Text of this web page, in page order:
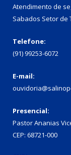
Atendimento de
Sabados Setor de
Telefone:
(91) 99253-6072
E-mail:
Presencial:
Pastor Ananias
CEP: 68721-000